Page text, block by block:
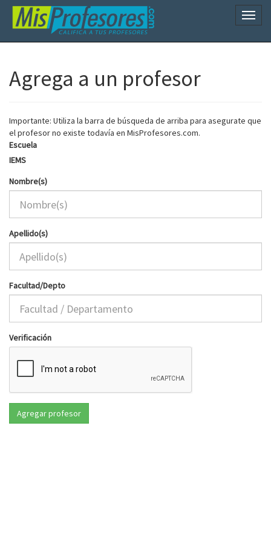
Agrega a un profesor
Importante: Utiliza la barra de búsqueda de arriba para asegurate que
el profesor no existe todavía en MisProfesores.com.
Escuela
IEMS
Nombre(s)
Apellido(s)
Facultad/Depto
Verificación